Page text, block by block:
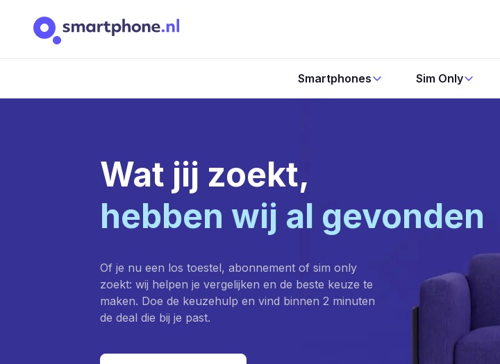
Smartphones Sim Only
Wat jij zoekt,
hebben wij al gevonden
Of je nu een los toestel, abonnement of sim only
zoekt: wij helpen je vergelijken en de beste keuze te
maken. Doe de keuzehulp en vind binnen 2 minuten
de deal die bij je past.